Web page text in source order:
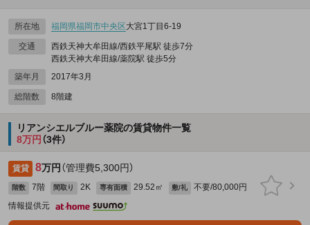
所在地 福岡県福岡市中央区大宮1丁目6-19
交通
西鉄天神大牟田線/西鉄平尾駅 徒歩7分
西鉄天神大牟田線/薬院駅 徒歩5分
築年月
2017年3月
総階数 8階建
リアンシエルブルー薬院の賃貸物件一覧
8万円 （3件）
賃貸 8万円 （管理費5,300円）
階数 7階 間取り 2K 専有面積 29.52㎡ 敷/礼
不要/80,000円
情報提供元